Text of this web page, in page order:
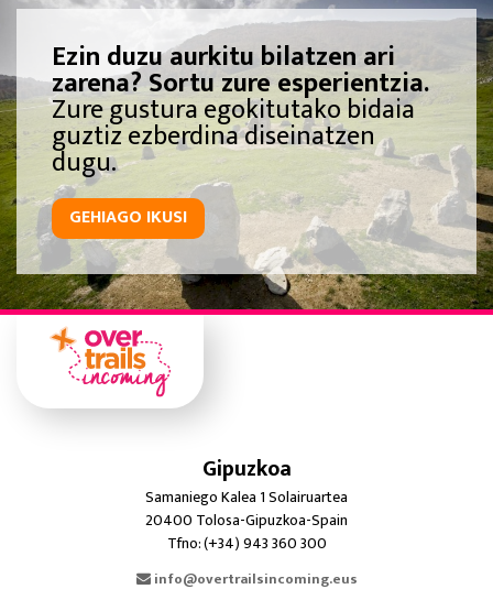
Ezin duzu aurkitu bilatzen ari
zarena? Sortu zure esperientzia.
Zure gustura egokitutako bidaia
guztiz ezberdina diseinatzen
dugu.
GEHIAGO IKUSI
Gipuzkoa
Samaniego Kalea 1 Solairuartea
20400 Tolosa-Gipuzkoa-Spain
Tfno: (+34) 943 360 300
info@overtrailsincoming.eus